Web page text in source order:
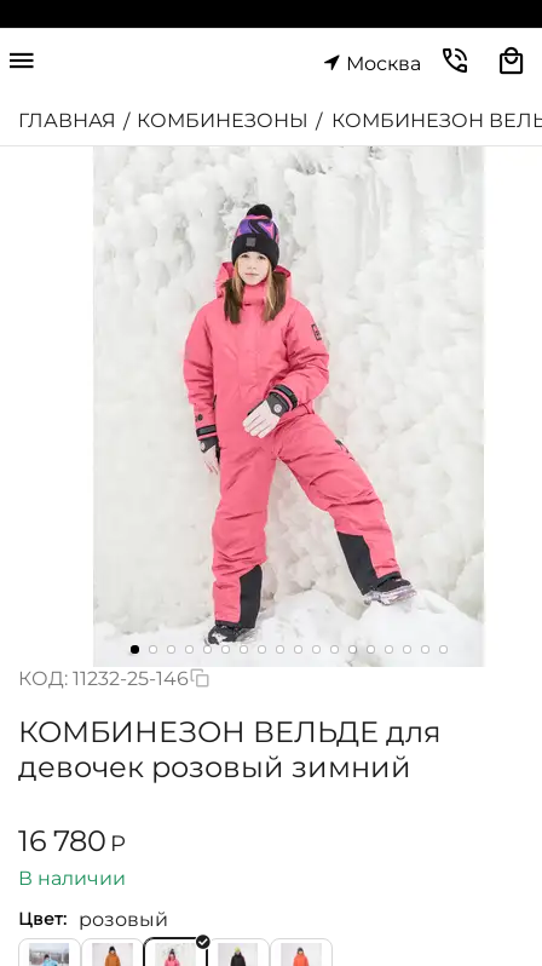
Москва
ГЛАВНАЯ / КОМБИНЕЗОНЫ / КОМБИНЕЗОН
КОД: 11232-25-146
КОМБИНЕЗОН ВЕЛЬДЕ для
девочек розовый зимний
16 780 Р
В наличии
Цвет: розовый